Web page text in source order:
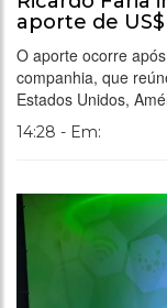
aporte de
O aporte ocorre
companhia, que
Estados Unidos,
14:28 - Em: